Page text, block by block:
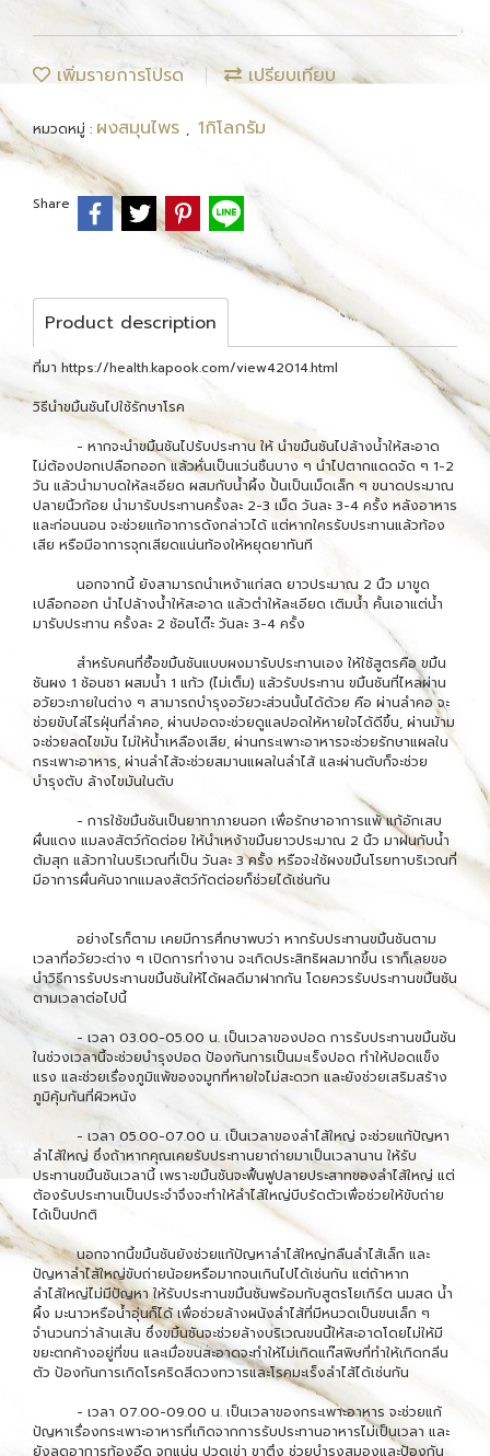
เพิ่มรายการโปรด เปรียบเทียบ
หมวดหมู่ : ผงสมุนไพร , 1กิโลกรัม
Share
Product description
ที่มา https://health.kapook.com/view42014.html
วิธีนำขมิ้นชันไปใช้รักษาโรค
- หากจะนำขมิ้นชันไปรับประทาน ให้ นำขมิ้นชันไปล้างน้ำให้สะอาด
ไม่ต้องปอกเปลือกออก แล้วหั่นเป็นแว่นชิ้นบาง ๆ นำไปตากแดดจัด ๆ 1-2
วัน แล้วนำมาบดให้ละเอียด ผสมกับน้ำผึ้ง ปั้นเป็นเม็ดเล็ก ๆ ขนาดประมาณ
ปลายนิ้วก้อย นำมารับประทานครั้งละ 2-3 เม็ด วันละ 3-4 ครั้ง หลังอาหาร
และก่อนนอน จะช่วยแก้อาการดังกล่าวได้ แต่หากใครรับประทานแล้วท้อง
เสีย หรือมีอาการจุกเสียดแน่นท้องให้หยุดยาทันที
นอกจากนี้ ยังสามารถนำเหง้าแก่สด ยาวประมาณ 2 นิ้ว มาขูด
เปลือกออก นำไปล้างน้ำให้สะอาด แล้วตำให้ละเอียด เติมน้ำ คั้นเอาแต่น้ำ
มารับประทาน ครั้งละ 2 ช้อนโต๊ะ วันละ 3-4 ครั้ง
สำหรับคนที่ซื้อขมิ้นชันแบบผงมารับประทานเอง ให้ใช้สูตรคือ ขมิ้น
ชันผง 1 ช้อนชา ผสมน้ำ 1 แก้ว (ไม่เต็ม) แล้วรับประทาน ขมิ้นชันที่ไหลผ่าน
อวัยวะภายในต่าง ๆ สามารถบำรุงอวัยวะส่วนนั้นได้ด้วย คือ ผ่านลำคอ จะ
ช่วยขับไล่ไรฝุ่นที่ลำคอ, ผ่านปอดจะช่วยดูแลปอดให้หายใจได้ดีขึ้น, ผ่านม้าม
จะช่วยลดไขมัน ไม่ให้น้ำเหลืองเสีย, ผ่านกระเพาะอาหารจะช่วยรักษาแผลใน
กระเพาะอาหาร, ผ่านลำไส้จะช่วยสมานแผลในลำไส้ และผ่านตับก็จะช่วย
บำรุงตับ ล้างไขมันในตับ
- การใช้ขมิ้นชันเป็นยาทาภายนอก เพื่อรักษาอาการแพ้ แก้อักเสบ
ผื่นแดง แมลงสัตว์กัดต่อย ให้นำเหง้าขมิ้นยาวประมาณ 2 นิ้ว มาฝนกับน้ำ
ต้มสุก แล้วทาในบริเวณที่เป็น วันละ 3 ครั้ง หรือจะใช้ผงขมิ้นโรยทาบริเวณที่
มีอาการผื่นคันจากแมลงสัตว์กัดต่อยก็ช่วยได้เช่นกัน
อย่างไรก็ตาม เคยมีการศึกษาพบว่า หากรับประทานขมิ้นชันตาม
เวลาที่อวัยวะต่าง ๆ เปิดการทำงาน จะเกิดประสิทธิผลมากขึ้น เราก็เลยขอ
นำวิธีการรับประทานขมิ้นชันให้ได้ผลดีมาฝากกัน โดยควรรับประทานขมิ้นชัน
ตามเวลาต่อไปนี้
- เวลา 03.00-05.00 น. เป็นเวลาของปอด การรับประทานขมิ้นชัน
ในช่วงเวลานี้จะช่วยบำรุงปอด ป้องกันการเป็นมะเร็งปอด ทำให้ปอดแข็ง
แรง และช่วยเรื่องภูมิแพ้ของจมูกที่หายใจไม่สะดวก และยังช่วยเสริมสร้าง
ภูมิคุ้มกันที่ผิวหนัง
- เวลา 05.00-07.00 น. เป็นเวลาของลำไส้ใหญ่ จะช่วยแก้ปัญหา
ลำไส้ใหญ่ ซึ่งถ้าหากคุณเคยรับประทานยาถ่ายมาเป็นเวลานาน ให้รับ
ประทานขมิ้นชันเวลานี้ เพราะขมิ้นชันจะฟื้นฟูปลายประสาทของลำไส้ใหญ่ แต่
ต้องรับประทานเป็นประจำจึงจะทำให้ลำไส้ใหญ่บีบรัดตัวเพื่อช่วยให้ขับถ่าย
ได้เป็นปกติ
นอกจากนี้ขมิ้นชันยังช่วยแก้ปัญหาลำไส้ใหญ่กลืนลำไส้เล็ก และ
ปัญหาลำไส้ใหญ่ขับถ่ายน้อยหรือมากจนเกินไปได้เช่นกัน แต่ถ้าหาก
ลำไส้ใหญ่ไม่มีปัญหา ให้รับประทานขมิ้นชันพร้อมกับสูตรโยเกิร์ต นมสด น้ำ
ผึ้ง มะนาวหรือน้ำอุ่นก็ได้ เพื่อช่วยล้างผนังลำไส้ที่มีหนวดเป็นขนเล็ก ๆ
จำนวนกว่าล้านเส้น ซึ่งขมิ้นชันจะช่วยล้างบริเวณขนนี้ให้สะอาดโดยไม่ให้มี
ขยะตกค้างอยู่ที่ขน และเมื่อขนสะอาดจะทำให้ไม่เกิดแก๊สพิษที่ทำให้เกิดกลิ่น
ตัว ป้องกันการเกิดโรคริดสีดวงทวารและโรคมะเร็งลำไส้ได้เช่นกัน
- เวลา 07.00-09.00 น. เป็นเวลาของกระเพาะอาหาร จะช่วยแก้
ปัญหาเรื่องกระเพาะอาหารที่เกิดจากการรับประทานอาหารไม่เป็นเวลา และ
ยังลดอาการท้องอืด จุกแน่น ปวดเข่า ขาตึง ช่วยบำรุงสมองและป้องกัน